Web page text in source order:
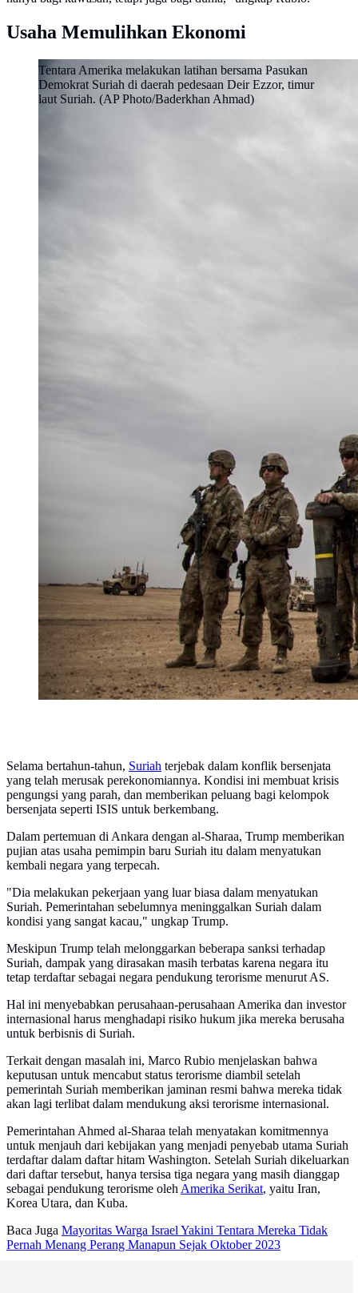
Usaha Memulihkan Ekonomi
Tentara Amerika melakukan latihan bersama Pasukan
Demokrat Suriah di daerah pedesaan Deir Ezzor, timur
laut Suriah. (AP Photo/Baderkhan Ahmad)
Selama bertahun-tahun, Suriah terjebak dalam konflik bersenjata
yang telah merusak perekonomiannya. Kondisi ini membuat krisis
pengungsi yang parah, dan memberikan peluang bagi kelompok
bersenjata seperti ISIS untuk berkembang.
Dalam pertemuan di Ankara dengan al-Sharaa, Trump memberikan
pujian atas usaha pemimpin baru Suriah itu dalam menyatukan
kembali negara yang terpecah.
"Dia melakukan pekerjaan yang luar biasa dalam menyatukan
Suriah. Pemerintahan sebelumnya meninggalkan Suriah dalam
kondisi yang sangat kacau," ungkap Trump.
Meskipun Trump telah melonggarkan beberapa sanksi terhadap
Suriah, dampak yang dirasakan masih terbatas karena negara itu
tetap terdaftar sebagai negara pendukung terorisme menurut AS.
Hal ini menyebabkan perusahaan-perusahaan Amerika dan investor
internasional harus menghadapi risiko hukum jika mereka berusaha
untuk berbisnis di Suriah.
Terkait dengan masalah ini, Marco Rubio menjelaskan bahwa
keputusan untuk mencabut status terorisme diambil setelah
pemerintah Suriah memberikan jaminan resmi bahwa mereka tidak
akan lagi terlibat dalam mendukung aksi terorisme internasional.
Pemerintahan Ahmed al-Sharaa telah menyatakan komitmennya
untuk menjauh dari kebijakan yang menjadi penyebab utama Suriah
terdaftar dalam daftar hitam Washington. Setelah Suriah dikeluarkan
dari daftar tersebut, hanya tersisa tiga negara yang masih dianggap
sebagai pendukung terorisme oleh Amerika Serikat, yaitu Iran,
Korea Utara, dan Kuba.
Baca Juga Mayoritas Warga Israel Yakini Tentara Mereka Tidak
Pernah Menang Perang Manapun Sejak Oktober 2023